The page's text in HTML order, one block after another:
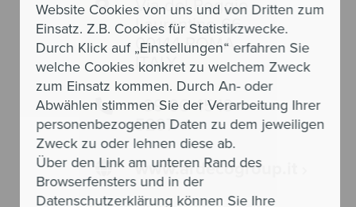
Website Cookies von uns und von Dritten zum
Einsatz. Z.B. Cookies für Statistikzwecke.
Durch Klick auf „Einstellungen“ erfahren Sie
welche Cookies konkret zu welchem Zweck
zum Einsatz kommen. Durch An- oder
Abwählen stimmen Sie der Verarbeitung Ihrer
personenbezogenen Daten zu dem jeweiligen
Zweck zu oder lehnen diese ab.
Über den Link am unteren Rand des
Browserfensters und in der
Datenschutzerklärung können Sie Ihre
Via del Poggio
Laurentino 66
00144 ROMA
ITALY
+39 06 4543
5297
www.ardecogroup.it